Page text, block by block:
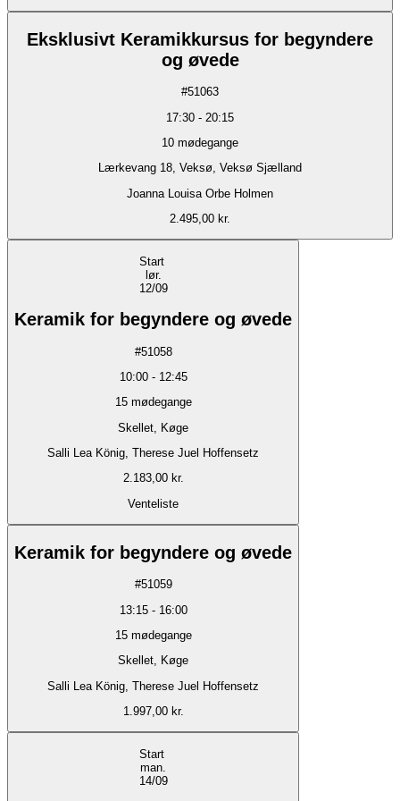
Eksklusivt Keramikkursus for begyndere
og øvede
#51063
17:30 - 20:15
10 mødegange
Lærkevang 18, Veksø, Veksø Sjælland
Joanna Louisa Orbe Holmen
2.495,00 kr.
Start
lør.
12/09
Keramik for begyndere og øvede
#51058
10:00- 12:45
15 mødegange
Skellet, Køge
Salli Lea König, Therese Juel Hoffensetz
2.183,00 kr.
Venteliste
Keramik for begyndere og øvede
#51059
13:15- 16:00
15 mødegange
Skellet, Køge
Salli Lea König, Therese Juel Hoffensetz
1.997,00 kr.
Start
man.
14/09